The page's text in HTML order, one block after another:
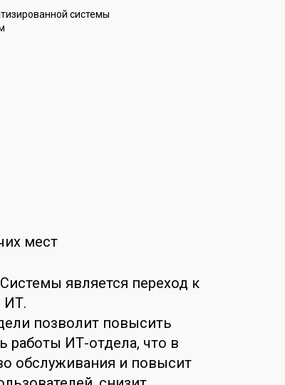
системы
мест
является переход к
ИТ.
позволит повысить
работы ИТ-отдела, что в
обслуживания и повысит